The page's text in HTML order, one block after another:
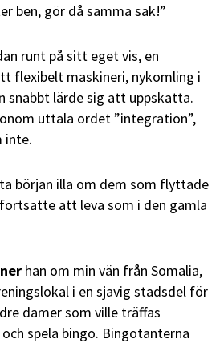
ben, gör då samma sak!”
runt på sitt eget vis, en
flexibelt maskineri, nykomling i
snabbt lärde sig att uppskatta.
uttala ordet ”integration”,
inte.
början illa om dem som flyttade
att leva som i den gamla
han om min vän från Somalia,
i en sjavig stadsdel för
damer som ville träffas
spela bingo. Bingotanterna